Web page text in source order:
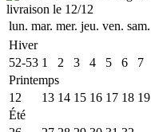
lun. mar. mer. jeu. ven. sam.
Hiver
52-53 1 2 3 4 5 6 7
Printemps
12
13 14 15 16 17 18 19
Été